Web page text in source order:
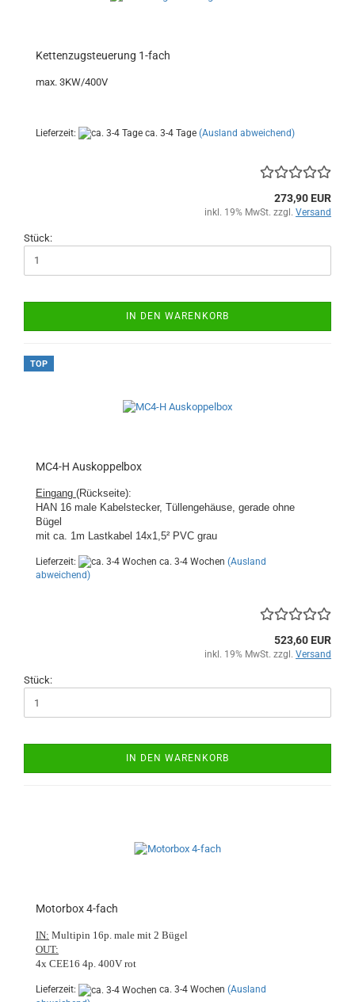
Kettenzugsteuerung 1-fach
max. 3KW/400V
Lieferzeit: ca. 3-4 Tage (Ausland abweichend)
273,90 EUR
inkl. 19% MwSt. zzgl. Versand
Stück:
IN DEN WARENKORB
TOP
MC4-H Auskoppelbox
Eingang (Rückseite):
HAN 16 male Kabelstecker, Tüllengehäuse, gerade ohne
Bügel
mit ca. 1m Lastkabel 14x1,5² PVC grau
Lieferzeit: ca. 3-4 Wochen (Ausland
abweichend)
523,60 EUR
inkl. 19% MwSt. zzgl. Versand
Stück:
IN DEN WARENKORB
Motorbox 4-fach
IN: Multipin 16p. male mit 2 Bügel
OUT:
4x CEE16 4p. 400V rot
Lieferzeit: ca. 3-4 Wochen (Ausland